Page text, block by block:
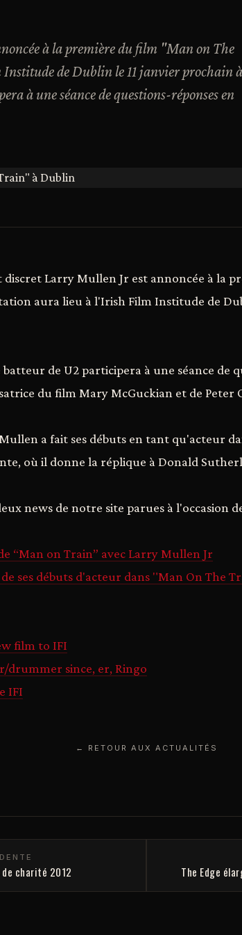
à la première du film "Man on The
de Dublin le 11 janvier prochain à
à une séance de questions-réponses en
discret Larry Mullen Jr est annoncée à la
aura lieu à l'Irish Film Institude de
de U2 participera à une séance de
du film Mary McGuckian et de Peter
a fait ses débuts en tant qu'acteur
où il donne la réplique à Donald
news de notre site parues à l'occasion
“Man on Train” avec Larry Mullen Jr
ses débuts d'acteur dans "Man On The
film to IFI
drummer since, er, Ringo
IFI
← RETOUR AUX ACTUALITÉS
charité 2012 The Edge